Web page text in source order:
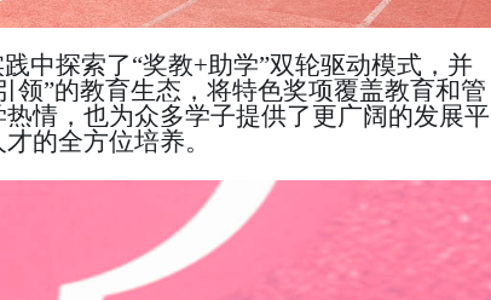
践中探索了“奖教+助学”双轮驱动模式， 并
领”的教育生态， 将特色奖项覆盖教育和管
情，也为众多学子提供了更广阔的发展平
的全方位培养。